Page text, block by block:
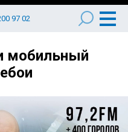
97 02
мобильный